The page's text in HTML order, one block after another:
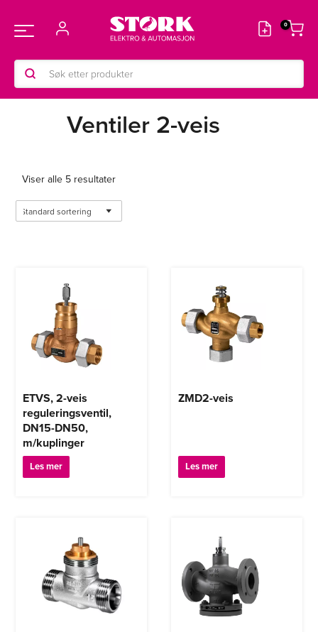
rett
innholdet
Main
Menu
Products
search
Ventiler 2-veis
Viser alle 5 resultater
ETVS, 2-veis
reguleringsventil,
DN15-DN50,
m/kuplinger
Les mer
ZMD2-veis
Les mer